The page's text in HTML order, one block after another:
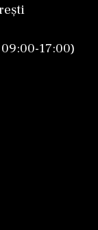
17:00)